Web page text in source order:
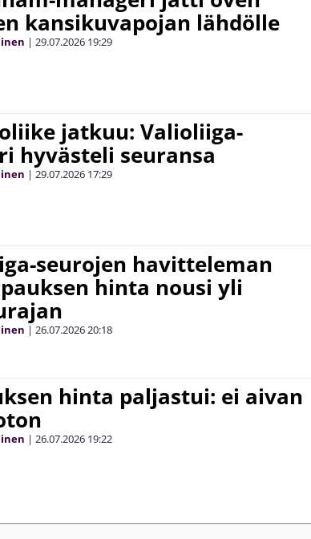
kansikuvapojan lähdölle
| 29.07.2026 19:29
jatkuu: Valioliiga-
hyvästeli seuransa
| 29.07.2026 17:29
seurojen havitteleman
hinta nousi yli
| 26.07.202620:18
hinta paljastui: ei aivan
| 26.07.2026 19:22